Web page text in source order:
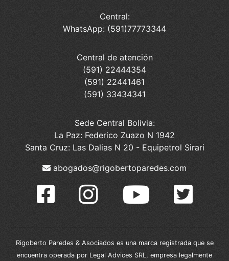
Central:
WhatsApp: (591)77773344
Central de atención
(591) 22444354
(591) 22441461
(591) 33434341
Sede Central Bolivia:
La Paz: Federico Zuazo N 1942
Santa Cruz: Las Dalias N 20 - Equipetrol Sirari
abogados@rigobertoparedes.com
Rigoberto Paredes & Asociados es una marca registrada que se
encuentra operada por Legal Advices SRL, empresa legalmente